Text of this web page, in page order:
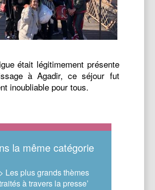
était légitimement présente
à Agadir, ce séjour fut
inoubliable pour tous.
la même catégorie
> Les plus grands thèmes
à travers la presse’